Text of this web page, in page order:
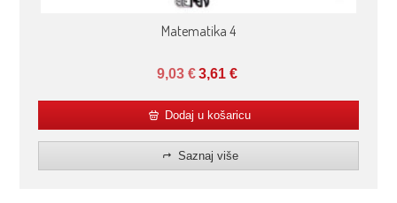
Matematika 4
9,03 €3,61 €
Dodaj u košaricu
Saznaj više